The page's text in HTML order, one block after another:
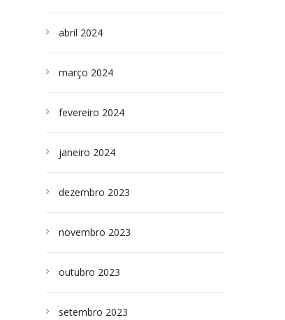
abril 2024
março 2024
fevereiro 2024
janeiro 2024
dezembro 2023
novembro 2023
outubro 2023
setembro 2023